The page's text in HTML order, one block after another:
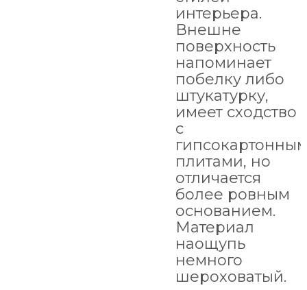
интерьера.
Внешне
поверхность
напоминает
побелку либо
штукатурку,
имеет сходство
с
плитами, но
отличается
более ровным
основанием.
Материал
наощупь
немного
шероховатый.